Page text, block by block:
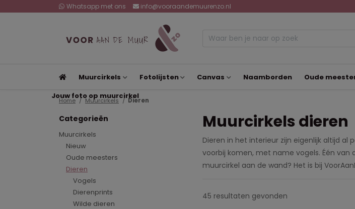
Whatsapp met ons info@vooraandemuurenzo.nl
Muurcirkels Fotolijsten Canvas Naamborden Oude
Jouw foto op muurcirkel
Home Muurcirkels Dieren
Muurcirkels dieren
Dieren in het interieur zijn eigenlijk altijd al
voorbij komen, met name vogels. Één van
muurcirkel aan de wand? Het is bij
45 resultaten gevonden
Categorieën
Muurcirkels
Nieuw
Oude meesters
Dieren
Vogels
Dierenprints
Wilde dieren